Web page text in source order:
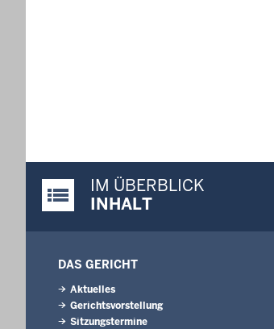
Justiz-Portal im Überblick:
IM ÜBERBLICK
INHALT
DAS GERICHT
Aktuelles
Gerichtsvorstellung
Sitzungstermine